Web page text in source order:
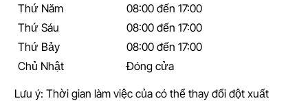
Thứ Năm
08:00 đến 17:00
Thứ Sáu
08:00 đến 17:00
Thứ Bảy
08:00 đến 17:00
Chủ Nhật
Đóng cửa
Lưu ý: Thời gian làm việc của có thể thay đổi đột xuất